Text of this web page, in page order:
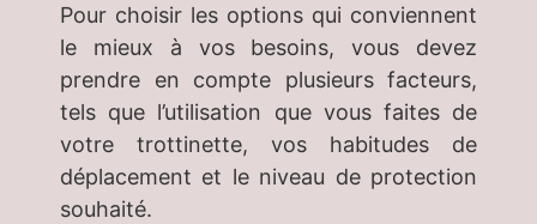
Pour choisir les options qui conviennent
le mieux à vos besoins, vous devez
prendre en compte plusieurs facteurs,
tels que l’utilisation que vous faites de
votre trottinette, vos habitudes de
déplacement et le niveau de protection
souhaité.